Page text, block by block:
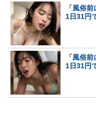
「風俗
1日31円
「風俗
1日31円